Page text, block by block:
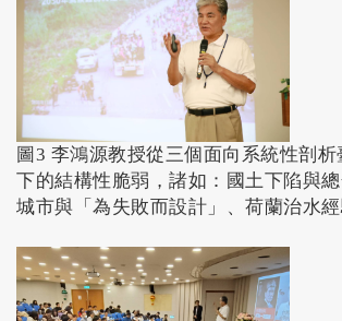
圖3 李鴻源教授從三個面向系統性剖
下的結構性脆弱，諸如：國土下陷與
城市與「為失敗而設計」、荷蘭治水